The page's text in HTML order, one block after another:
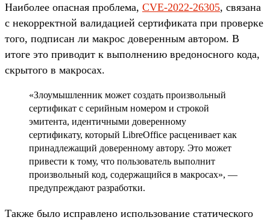
Наиболее опасная проблема, CVE-2022-26305, связана
с некорректной валидацией сертификата при проверке
того, подписан ли макрос доверенным автором. В
итоге это приводит к выполнению вредоносного кода,
скрытого в макросах.
«Злоумышленник может создать произвольный
сертификат с серийным номером и строкой
эмитента, идентичными доверенному
сертификату, который LibreOffice расценивает как
принадлежащий доверенному автору. Это может
привести к тому, что пользователь выполнит
произвольный код, содержащийся в макросах», —
предупреждают разработки.
Также было исправлено использование статического